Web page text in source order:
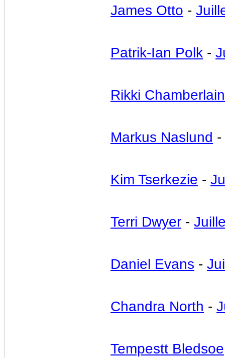
James Otto -
Patrik-Ian Polk -
Rikki Chamberlain
Markus Naslund -
Kim Tserkezie -
Terri Dwyer -
Daniel Evans -
Chandra North -
Tempestt Bledsoe